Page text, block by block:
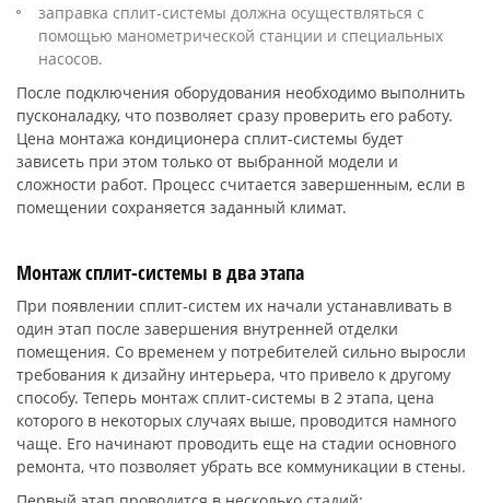
заправка сплит-системы должна осуществляться с
помощью манометрической станции и специальных
насосов.
После подключения оборудования необходимо выполнить
пусконаладку, что позволяет сразу проверить его работу.
Цена монтажа кондиционера сплит-системы будет
зависеть при этом только от выбранной модели и
сложности работ. Процесс считается завершенным, если в
помещении сохраняется заданный климат.
Монтаж сплит-системы в два этапа
При появлении сплит-систем их начали устанавливать в
один этап после завершения внутренней отделки
помещения. Со временем у потребителей сильно выросли
требования к дизайну интерьера, что привело к другому
способу. Теперь монтаж сплит-системы в 2 этапа, цена
которого в некоторых случаях выше, проводится намного
чаще. Его начинают проводить еще на стадии основного
ремонта, что позволяет убрать все коммуникации в стены.